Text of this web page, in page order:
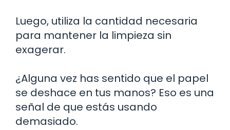
Luego, utiliza la cantidad necesaria
para mantener la limpieza sin
exagerar.
¿Alguna vez has sentido que el papel
se deshace en tus manos? Eso es una
señal de que estás usando
demasiado.